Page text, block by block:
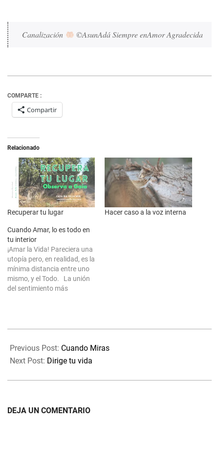
Canalización ©AsunAdá Siempre enAmor Agradecida
COMPARTE :
Compartir
Relacionado
Recuperar tu lugar Hacer caso a la voz interna
Cuando Amar, lo es todo en
tu interior
¡Amar la Vida! Pareciera una
utopía pero, en realidad, es la
mínima distancia entre uno
mismo, y el Todo. La unión
del sentimiento más
Reconocer que estamos
sabiendo…
11-
21
Previous Post: Cuando Miras
Next Post: Dirige tu vida
DEJA UN COMENTARIO